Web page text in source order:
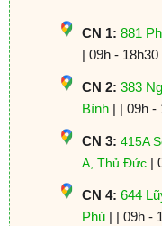
CN 1: 881
| 09h - 18h30
CN 2: 383
Bình| | 09h -
CN 3: 415A
A, Thủ Đức|
CN 4: 644
Phú| | 09h -